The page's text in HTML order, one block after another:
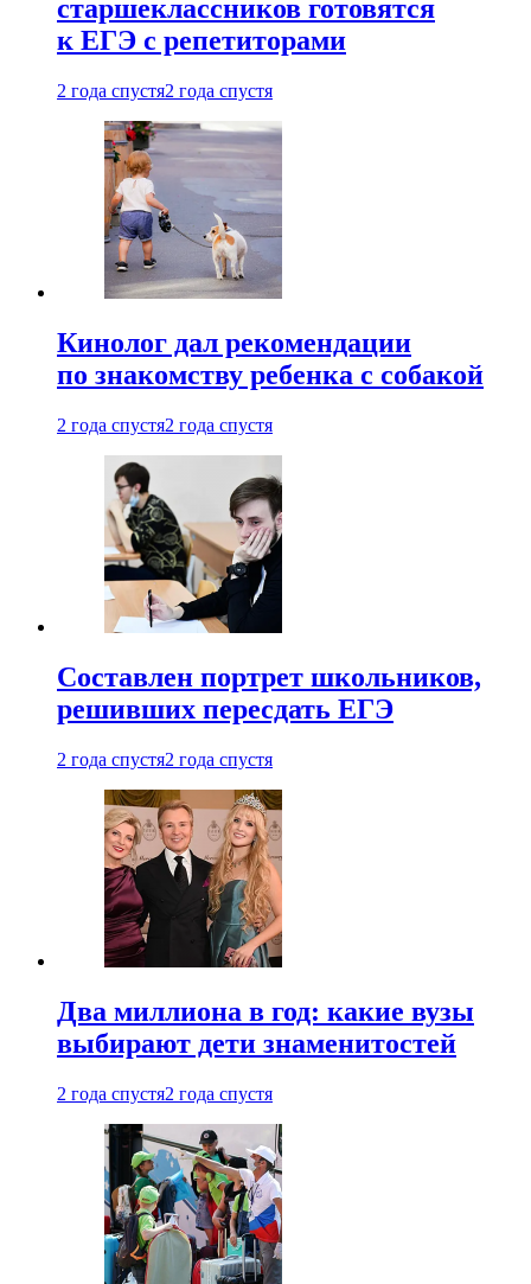
старшеклассников готовятся
к ЕГЭ с репетиторами
2 года спустя2 года спустя
Кинолог дал рекомендации
по знакомству ребенка с собакой
2 года спустя2 года спустя
Составлен портрет школьников,
решивших пересдать ЕГЭ
2 года спустя2 года спустя
Два миллиона в год: какие вузы
выбирают дети знаменитостей
2 года спустя2 года спустя